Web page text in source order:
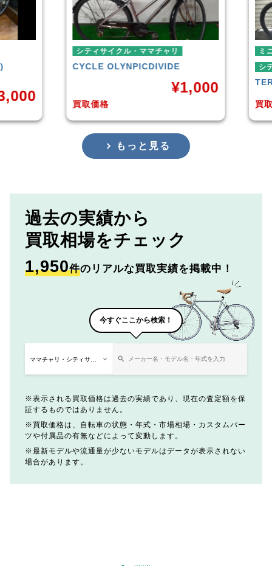
シティサイクル・ママチャリ
CYCLE OLYNPICDIVIDE
買取価格
1,000
シティサ
買取価格
もっと見る
過去の実績から
買取相場をチェック
1,950件のリアルな買取実績を掲載中！
今すぐここから検索！
表示される買取価格は過去の実績であり、現在の査定額を保
証するものではありません。
買取価格は、自転車の状態・年式・市場相場・カスタムパー
ツや付属品の有無などによって変動します。
最新モデルや流通量が少ないモデルはデータが表示されない
場合があります。